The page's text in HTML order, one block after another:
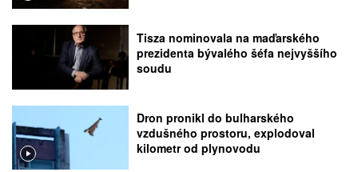
Tisza nominovala na maďarského
prezidenta bývalého šéfa nejvyššího
soudu
Dron pronikl do bulharského
vzdušného prostoru, explodoval
kilometr od plynovodu